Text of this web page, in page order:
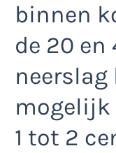
binnen
de 20
mogelijk
1 tot 2